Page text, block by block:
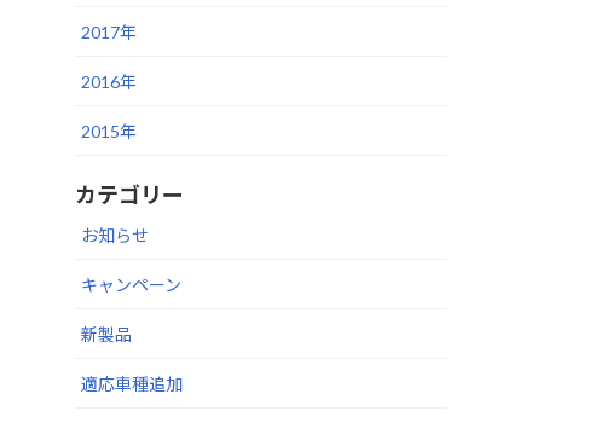
2017年
2016年
2015年
カテゴリー
お知らせ
キャンペーン
新製品
適応車種追加